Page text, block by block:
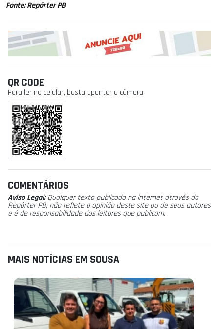
Fonte: Repórter PB
QR CODE
Para ler no celular, basta apontar a câmera
COMENTÁRIOS
Aviso Legal:Qualquer texto publicado na internet através do
Repórter PB, não reflete a opinião deste site ou de seus autores
e é de responsabilidade dos leitores que publicam.
MAIS NOTÍCIAS EM SOUSA